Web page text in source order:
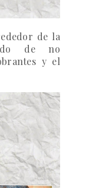
de la
de no
y el